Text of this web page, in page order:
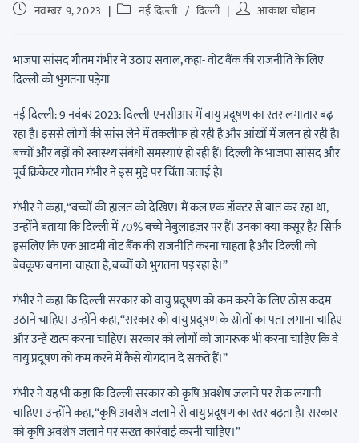
नवम्बर 9, 2023 नई दिल्ली / दिल्ली आकाश चौहान
भाजपा सांसद गौतम गंभीर ने उठाए सवाल, कहा- वोट बैंक की राजनीति के लिए
दिल्ली को भुगतना पड़ेगा
नई दिल्ली: 9 नवंबर 2023: दिल्ली-एनसीआर में वायु प्रदूषण का स्तर लगातार बढ़
रहा है। इससे लोगों की सांस लेने में तकलीफ हो रही है और आंखों में जलन हो रही है।
बच्चों और बड़ों को स्वास्थ्य संबंधी समस्याएं हो रही हैं। दिल्ली के भाजपा सांसद और
पूर्व क्रिकेटर गौतम गंभीर ने इस मुद्दे पर चिंता जताई है।
गंभीर ने कहा, “बच्चों की हालत को देखिए। मैं कल एक डॉक्टर से बात कर रहा था,
उन्होंने बताया कि दिल्ली में 70% बच्चे नेबुलाइज़र पर हैं। उनका क्या कसूर है? सिर्फ
इसलिए कि एक आदमी वोट बैंक की राजनीति करना चाहता है और दिल्ली को
बेवकूफ बनाना चाहता है, बच्चों को भुगतना पड़ रहा है।”
गंभीर ने कहा कि दिल्ली सरकार को वायु प्रदूषण को कम करने के लिए ठोस कदम
उठाने चाहिए। उन्होंने कहा, “सरकार को वायु प्रदूषण के स्रोतों का पता लगाना चाहिए
और उन्हें खत्म करना चाहिए। सरकार को लोगों को जागरूक भी करना चाहिए कि वे
वायु प्रदूषण को कम करने में कैसे योगदान दे सकते हैं।”
गंभीर ने यह भी कहा कि दिल्ली सरकार को कृषि अवशेष जलाने पर रोक लगानी
चाहिए। उन्होंने कहा, “कृषि अवशेष जलाने से वायु प्रदूषण का स्तर बढ़ता है। सरकार
को कृषि अवशेष जलाने पर सख्त कार्रवाई करनी चाहिए।”